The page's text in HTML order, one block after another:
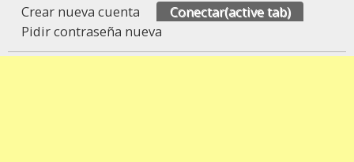
Crear nueva cuenta Conectar(active tab)
Pidir contraseña nueva